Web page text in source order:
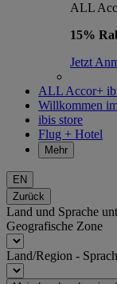
ALL
15%
Jetzt
ALL Accor+
Willkommen
ibis store
Flug + Hotel
Mehr
EN
Zurück
Land und Sprache
Geografische Zone
Land/Region -